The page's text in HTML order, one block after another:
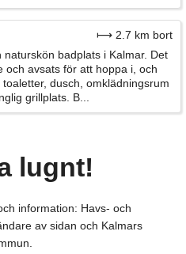
⟼ 2.7 km bort
badplats i Kalmar. Det
och avsats för att hoppa i, och
dusch, omklädningsrum
grillplats. B...
lugnt!
information: Havs- och
av sidan och Kalmars